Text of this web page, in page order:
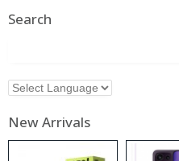
Search
New Arrivals